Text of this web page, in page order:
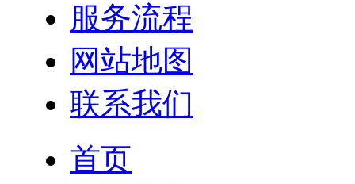
服务流程
网站地图
联系我们
首页